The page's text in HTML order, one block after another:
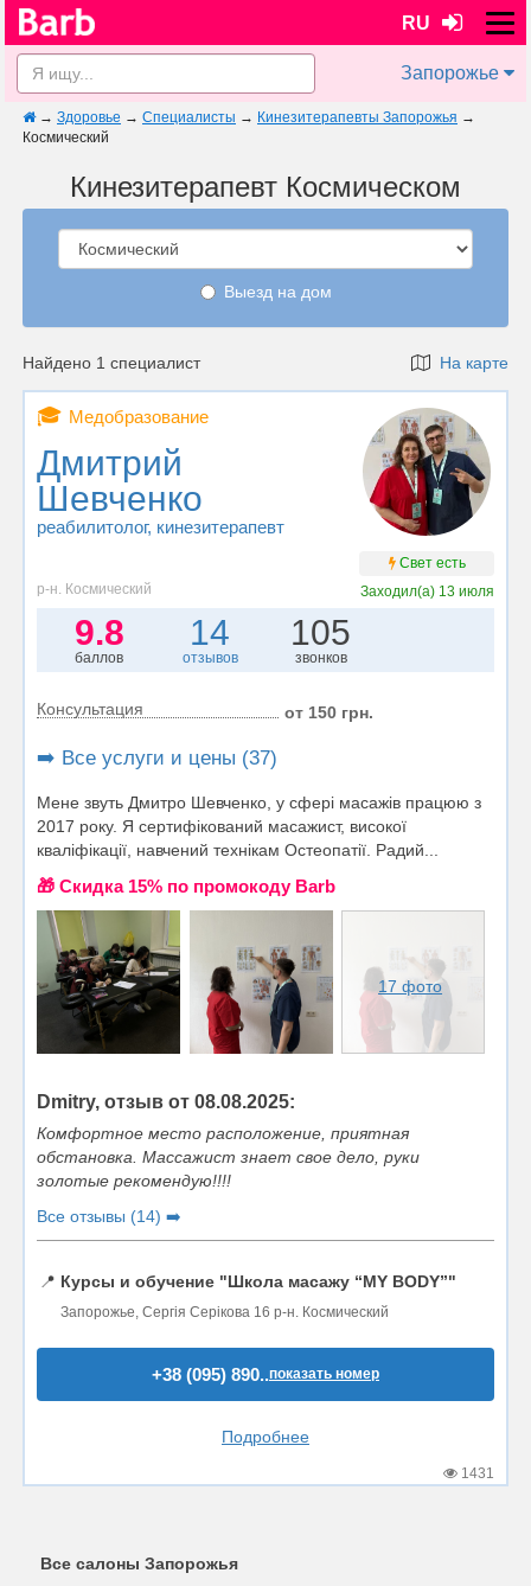
RU
Запорожье
→ Здоровье → Специалисты → Кинезитерапевты Запорожья →
Космический
Кинезитерапевт Космическом
Выезд на дом
Найдено 1 специалист На карте
🎓 Медобразование
Дмитрий
Шевченко
реабилитолог, кинезитерапевт
Свет есть
р-н. Космический
Заходил(а) 13 июля
9.8
баллов
14
отзывов
105
звонков
Консультация от 150 грн.
➡️ Все услуги и цены (37)
Мене звуть Дмитро Шевченко, у сфері масажів працюю з
2017 року. Я сертифікований масажист, високої
кваліфікації, навчений технікам Остеопатії. Радий...
🎁 Cкидка 15% по промокоду Barb
17 фото
Dmitry, отзыв от 08.08.2025:
Комфортное место расположение, приятная
обстановка. Массажист знает свое дело, руки
золотые рекомендую!!!!
Все отзывы (14) ➡️
📍 Курсы и обучение "Школа масажу “MY BODY”"
Запорожье, Сергія Серікова 16 р-н. Космический
+38 (095) 890..показать номер
Подробнее
1431
Все салоны Запорожья